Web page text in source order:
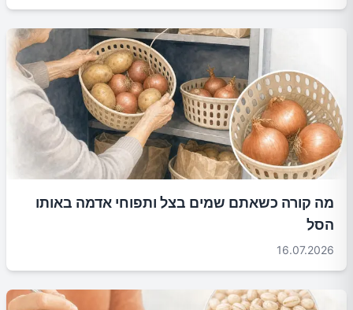
מה קורה כשאתם שמים בצל ותפוחי אדמה באותו
הסל
16.07.2026